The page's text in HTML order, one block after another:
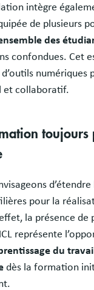
intègre
de plusieurs
des
confondues. Cet
numériques
et collaboratif.
toujours
pour la
la présence de
représente
du
dès la formation